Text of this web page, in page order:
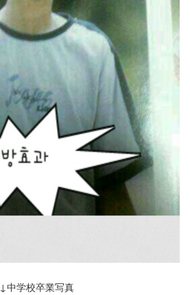
↓中学校卒業写真